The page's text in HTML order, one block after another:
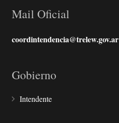
Mail Oficial
coordintendencia@trelew.gov.ar
Gobierno
Intendente